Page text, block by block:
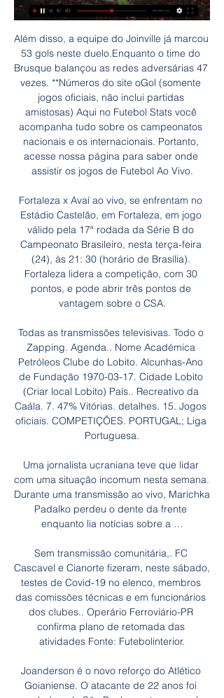
Além disso, a equipe do Joinville já marcou 53 gols neste duelo.Enquanto o time do Brusque balançou as redes adversárias 47 vezes. **Números do site oGol (somente jogos oficiais, não inclui partidas amistosas) Aqui no Futebol Stats você acompanha tudo sobre os campeonatos nacionais e os internacionais. Portanto, acesse nossa página para saber onde assistir os jogos de Futebol Ao Vivo.

Fortaleza x Avaí ao vivo, se enfrentam no Estádio Castelão, em Fortaleza, em jogo válido pela 17ª rodada da Série B do Campeonato Brasileiro, nesta terça-feira (24), às 21: 30 (horário de Brasília). Fortaleza lidera a competição, com 30 pontos, e pode abrir três pontos de vantagem sobre o CSA.

Todas as transmissões televisivas. Todo o Zapping. Agenda.. Nome Académica Petróleos Clube do Lobito. Alcunhas-Ano de Fundação 1970-03-17. Cidade Lobito (Criar local Lobito) País.. Recreativo da Caála. 7. 47% Vitórias. detalhes. 15. Jogos oficiais. COMPETIÇÕES. PORTUGAL; Liga Portuguesa.

Uma jornalista ucraniana teve que lidar com uma situação incomum nesta semana. Durante uma transmissão ao vivo, Marichka Padalko perdeu o dente da frente enquanto lia notícias sobre a …

Sem transmissão comunitária,. FC Cascavel e Cianorte fizeram, neste sábado, testes de Covid-19 no elenco, membros das comissões técnicas e em funcionários dos clubes.. Operário Ferroviário-PR confirma plano de retomada das atividades Fonte: Futebolinterior.

Joanderson é o novo reforço do Atlético Goianiense. O atacante de 22 anos foi revelado pelo São Paulo e estava no sub-23 do Internacional. Ele chega por empréstimo (via São Paulo) e fica até o final de 2018. Em 2015, Joanderson foi artilheiro do São Paulo na conquista da Copa do Brasil sub-20, e ainda […]

jogos Sporting Clube de Portugal ao vivo, tabela, resultados ... futebol agora em Flashscore.com.br! Próximas partidas: 29.01. Sporting CP x Casa Pia, 03.02. Famalicao x Sporting CP, 07.02. Leiria x Sporting CP. Mostrar mais.

注目の日本人選手youtube最新動画ハイライト 香川真司 宮市亮 酒井高徳 酒井宏樹 長友佑都 本田圭佑 ゲーム・ウイニングイレブン 2012年07月15日に行なわれた日本プロサッカーリーグ2部「Jリーグ・ディビジョン2（J2） 2012」第24節、ファジアーノ岡山vs徳島ヴォルティスのYouTube速報動画です。

Funciona em Luanda nas instalações do CFL- Caminhos de Ferro de Luanda, nas suas traseiras junto à Unicargas. Nas contas do balanço de 2014 defraudou a conta de Edifícios Administrativos adulterando-as para Equipamento Industrial no valor de Kwanzas, 593.515.896.50 para vigarizar a FESA-Fundação Eduardo dos Santos que está em negociações para aquisição do espaço.

O Cruzeiro voltou à liderança do Campeonato Mineiro ao vencer o Uberlândia, na noite desta quarta-feira (24), por 4 a 0, com gols de Rafael Estevam (contra), Thiago Neves e Rafinha (duas vezes). Fred passou em branco novamente.<

A Liga Portuguesa de Futebol Profissional (LPFP) estabeleceu um acordo com o operador de televisão TVI para a transmissão da Taça da Liga nas épocas 2014/15 e 2015/16, anunciou o organismo.

São Vicente encerrou o ano de 2018 com um superávit de R$ 38 milhões.. Na sessão desta quinta-feira (21), Gil do Conselho (PSDB), Alexandre Rodrigues (PSB) e Jailton Jatobá (PEN) foram empossados como os mais novos.. Transmissão ao vivo da Sessão Ordinária 12/2020. April 23, 2020. Ordem do dia  …

O Recreativo do Libolo ″deixou fugir″, esta tarde, no Calulo, dois pontos na perseguição ao líder do GirabolaZAP, o 1.º de Agosto, ao empatar a dois golos com o Progresso do Sambizanga, no último encontro da 12.ª jornada.

Ouvir São Paulo x Corinthians Ao Vivo. Acompanhe ao vivo e online o jogo entre São Paulo e Corinthians através de 1 opção de emissora de rádio às 17h00min de Sábado, 22 de Fevereiro de 2020 pelo Campeonato Brasileiro Feminino.

Atlético Acreano vs Botafogo PB - Maio 26, 2018 - Streaming em Directo e Programação de TV, Resultados ao Vivo, Notícias e Vídeos :: Live Soccer TV

O SINE-RN oferece esta semana 59 oportunidades de emprego em Natal, Parnamirim, Mossoró e Assú. Para concorrer às vagas, os candidatos devem se cad

A Chapecoense segue imbatível no estadual. Nesta quinta, o Verdão do Oeste venceu o Avaí, na Ressacada, por 1 a 0, e manteve a liderança isolada do Catarinense. Com o triunfo, a Chape continua.

O Bahia abriu o placar, mas acabou sofrendo o empate do Jacuipense no final do jogo na tarde deste domingo (2), em Pituaçu. O duelo, válido pela quarta rodada do Campeonato Baiano, terminou com o …

Jogo da Chapecoense x Avaí ao vivo Catarinense. Foto – Futebol ao vivo. A partida não terá transmissão na TV Globo, nem nos canais de TV por assinatura, e como o torcedor não poderá assistir no estádio, a opção será assistir o jogo pela internet, veja onde assistir grátis. Chapecoense x Avaí ao vivo grátis

Acreano grupo 2 - Brasil - Resultados ao vivo, jogos, classificações, estatísticas e novidades - BeSoccer. Don't miss the most important football matches while navigating as usual through the pages of your choice.. Rio Branco Acre, Atlético Acreano, Plácido de Castro, Galvez EC, Andirá EC, Vasco da Gama AC, Náuas, Independência, Huma.

Casa Pia x Sporting: veja onde assistir e mais informações A segunda rodada do Campeonato Português começa nesta sexta-feira. O Sporting visita o Casa Pia, às 16h15 (de Brasília), no Estádio Municipal de Rio Maior, ...

Ao vivo. Confira em tempo real os resultados das partidas. Registro. Ainda não é membro?. Afogados da Ingazeira: 3-0: Atlético-AC: G F: Todos os Jogos. D. Fotografias. mais fotografias. D. Títulos. Competições Regionais (1) 1. 0.. Salgueiro. 3: 0 : Sousa--2009: Araripina-- Vitória das Tabocas-- Ypiranga-PE--2008: Serrano-PE-- Picos.

A Câmara Municipal de vila Nova de Famalicão é, desde esta quarta-feira, proprietária de mais de 95 por cento do terreno do Castro de S. Miguel-O-Anjo, na freguesia de Calendário. Hello, you either have JavaScript turned off or an old version of Macromedia's Flash Player.

Sporting x Casa Pia – Campeonato Português (Liga Portugal) há 6 horas — Ver resumo Sporting e Casa Pia se enfrentam em jogo válido pela 19ª rodada do Campeonato Português 23/24. O Sporting busca a manutenção da ...

Além disso, a equipe do Joinville já marcou 53 gols neste duelo.Enquanto o time do Brusque balançou as redes adversárias 47 vezes. **Números do site oGol (somente jogos oficiais, não inclui partidas amistosas) Aqui no Futebol Stats você acompanha tudo sobre os campeonatos nacionais e os internacionais. Portanto, acesse nossa página para saber onde assistir os jogos de Futebol Ao Vivo.

A TV ASSU que completa um ano de seu retorno ao ar agora no próximo dia 14 de junho, sob a direção do comunicador Pedro Neto da Nova 89FM que simultaneamente vai transmitir também toda a programação da praça São João ao vivo com entrevistas e transmissão dos shows.

(ASSISTIR@@) Sporting x Braga ao vivo 23/01/2024— Veja onde assistir ao jogo entre Braga x Sporting ao vivo na TV e Online hoje pelo Campeonato Português 2023-2024: Transmissão ao vivo na TV: A ...

El Campeonato Goiano es el Campeonato de fútbol estadual del estado de Goiás, en el Centro-Oeste de Brasil, el torneo es organizado por la Federação Goiana de Futebol

Assistir Casa Pia x Braga Ao Vivo - 30/12/2023 30/12/2023 — Casa Pia x Braga ao vivo: onde assistir Campeonato Português A partida entre Casa Pia x Braga acontece neste dia 30/12/2023, às 15h00 (pelo ...

Sporting, Famalicão e FC Porto Sporting e Famalicão no topo da tabela classificativa. Jogadores do FC Porto com direito a dois dias de folga extra.

Onde assistir Figueirense x Atlético-GO na TV. A partida será transmitida pelo canal SporTV e Premiere, com Eduardo Moreno na narração e Carlos Eduardo Lino nos comentários.. Onde assistir Figueirense x Atlético-GO na Internet. O duelo será transmitido na internet, acompanhe ao vivo e fique por dentro de tudo que rola na partida através do seu celular, tablet e PC.

Assistir Avaí x Chapecoense ao vivo sem travar dia 21/04/2019, assista agora Chape e Avaí pela final Catarinense no melhor site de futebol da internet.

Se você está procurando por resultados de outra equipe com o nome Goianésia, por favor selecione o seu esporte no menu no topo ou a categoria (país) à esquerda. Siga os placares Goianésia ao vivo, resultados finais, calendário de partidas e detalhes de jogo! Próximas partidas: 23.01. CRAC x Goianésia, 26.01. Goianésia x Anápolis, 30.01.

Sporting CP x Casa Pia Streaming Ao Vivo, Previsões Como assistir Sporting CP x Casa Pia em streaming ao vivo. Previsões, mata-mata, estatísticas e placar ao vivo. Primeira Liga 29/01/2024.

OKC Energy FC vs LA Galaxy II Live Streaming LA Galaxy II vs OKC Energy FC Live Online : Pacific robardcarlos’s blog この広告は、90日以上更新していないブログに表示しています。

Na etapa seguinte, Floyd atropelou. Com diretos e cruzados precisos, o americano pareceu chegou perto de um knock down e fez a torcida lamentar cada golpe conectado. Cenário que só piorou no oitavo round, quando o irlandês, aparentando estar exausto, já não conseguia impedir que o adversário caminhasse para frente a todo momento.

Foi o primeiro fim de semana de decisões para catorze estaduais do país, vagas na Copa do Brasil, nos torneios regionais e títulos começaram a ser decididos na última sexta-feira (28/04) e o primeiro campeão do país será conhecido nessa segunda-feira (01/05), quando ABC e Globo decidem o Campeonato Potiguar.

Destaques Mato Grosso do Sul Passageira de motocicleta é atingida na cabeça por galho de árvore em MS De acordo com os bombeiros, vítima teve escoriações na cabeça, ombro e perna.

Assistir BOTAFOGO SP X CRICIÚMA AO VIVO COM IMAGEM – SÉRIE B 01/06/2019 Assistir Botafogo-SP x Criciúma ao vivo em HD, transmissão canal Botafogo-SP x Criciúma online, como assistir no youtube Campeonato Brasileiro Série B jogo do Botafogo-SP x Criciúma HD sem travar, jogo do Botafogo-SP x Criciúma de hoje dia 01/06/2019Assistir Botafogo-SP x Criciúma […]

Goiânia e Atlético Goianiense fizeram um jogo fraco neste domingo. Grêmio Anápolis x Aparecidense empatam no Jonas Duarte. 07 mar,. Grêmio x Aparecidense no Jonas Duarte. OUTROS DESTAQUES. 07 mar,